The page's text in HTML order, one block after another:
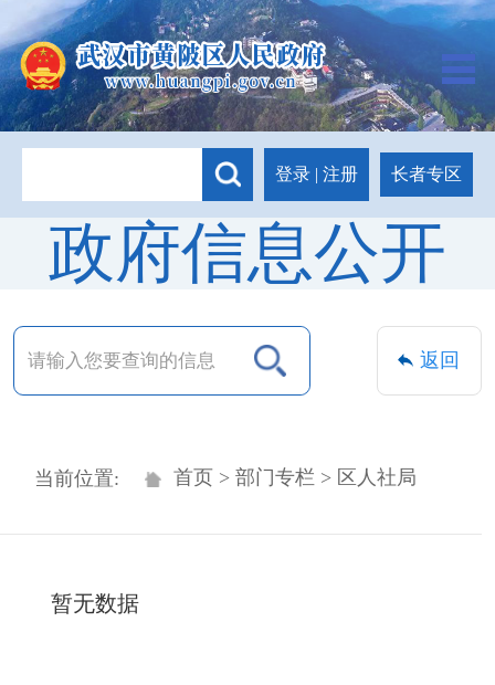
登录 | 注册 长者专区
政府信息公开
返回
当前位置: 首页> 部门专栏 > 区人社局
暂无数据